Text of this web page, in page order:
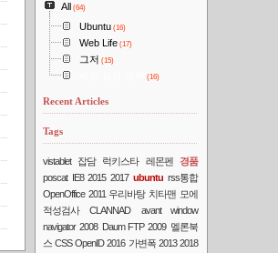
All (64)
Ubuntu (16)
Web Life(17)
그저 (15)
(16)
Recent Articles
Tags
vistablet 잡담 럭키스타 레몬펜
경품
poscat IE8 2015 2017 ubuntu rss통합
OpenOffice 2011 우리바탕 치타맨 모에
적성검사
CLANNAD
avant window
navigator 2008 Daum FTP 2009 멜론북
스 CSS OpenID 2016 가변폭 2013 2018